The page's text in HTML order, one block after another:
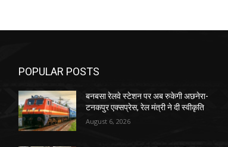
POPULAR POSTS
बनबसा रेलवे स्टेशन पर अब रुकेगी अछनेरा-
टनकपुर एक्सप्रेस, रेल मंत्री ने दी स्वीकृति
August 6, 2026